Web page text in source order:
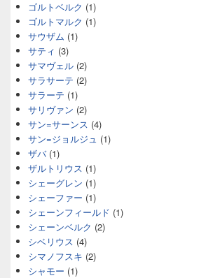
ゴルトベルク (1)
ゴルトマルク (1)
サウザム (1)
サティ (3)
サマヴェル (2)
サラサーテ (2)
サラーテ (1)
サリヴァン (2)
サン=サーンス (4)
サン=ジョルジュ (1)
ザバ(1)
ザルトリウス (1)
シェーグレン (1)
シェーファー (1)
シェーンフィールド (1)
シェーンベルク (2)
シベリウス (4)
シマノフスキ (2)
シャモー (1)